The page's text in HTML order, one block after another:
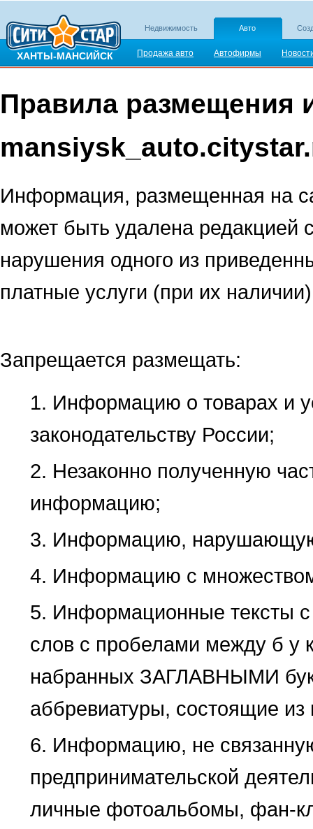
ХАНТЫ-МАНСИЙСК
Недвижимость Авто
Продажа авто Автофирмы
Правила размещения
Информация, размещенная на
может быть удалена редакцией
нарушения одного из
платные услуги (при их
Запрещается размещать:
1. Информацию о товарах и
законодательству России;
2. Незаконно полученную
информацию;
3. Информацию, нарушающую
4. Информацию с
5. Информационные тексты с
слов с пробелами между б у
набранных ЗАГЛАВНЫМИ
аббревиатуры, состоящие
6. Информацию, не
предпринимательской
личные фотоальбомы, фан-